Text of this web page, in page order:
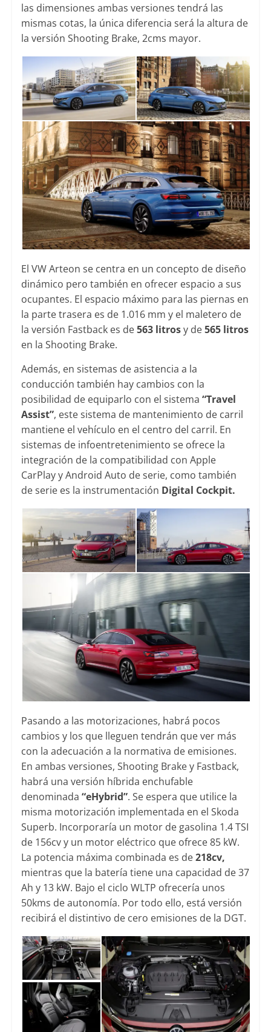
las dimensiones ambas versiones tendrá las
mismas cotas, la única diferencia será la altura de
la versión Shooting Brake, 2cms mayor.
El VW Arteon se centra en un concepto de diseño
dinámico pero también en ofrecer espacio a sus
ocupantes. El espacio máximo para las piernas en
la parte trasera es de 1.016 mm y el maletero de
la versión Fastback es de563 litrosy de565 litros
en la Shooting Brake.
Además, en sistemas de asistencia a la
conducción también hay cambios con la
posibilidad de equiparlo con el sistema “Travel
Assist”, este sistema de mantenimiento de carril
mantiene el vehículo en el centro del carril. En
sistemas de infoentretenimiento se ofrece la
integración de la compatibilidad con Apple
CarPlay y Android Auto de serie, como también
de serie es la instrumentación Digital Cockpit.
Pasando a las motorizaciones, habrá pocos
cambios y los que lleguen tendrán que ver más
con la adecuación a la normativa de emisiones.
En ambas versiones, Shooting Brake y Fastback,
habrá una versión híbrida enchufable
denominada “eHybrid”. Se espera que utilice la
misma motorización implementada en el Skoda
Superb. Incorporaría un motor de gasolina 1.4 TSI
de 156cv y un motor eléctrico que ofrece 85 kW.
La potencia máxima combinada es de218cv,
mientras que la batería tiene una capacidad de 37
Ah y 13 kW. Bajo el ciclo WLTP ofrecería unos
50kms de autonomía. Por todo ello, está versión
recibirá el distintivo de cero emisiones de la DGT.